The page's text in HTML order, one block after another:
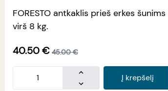
FORESTO antkaklis prieš erkes šunims
virš 8 kg.
40.50€ 45.00 €
Į krepšelį